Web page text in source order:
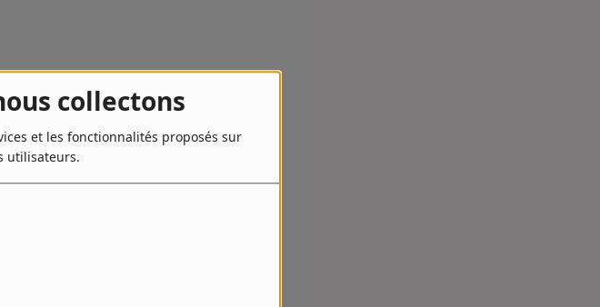
collectons
et les fonctionnalités proposés sur
utilisateurs.
dans «GRÂCE À